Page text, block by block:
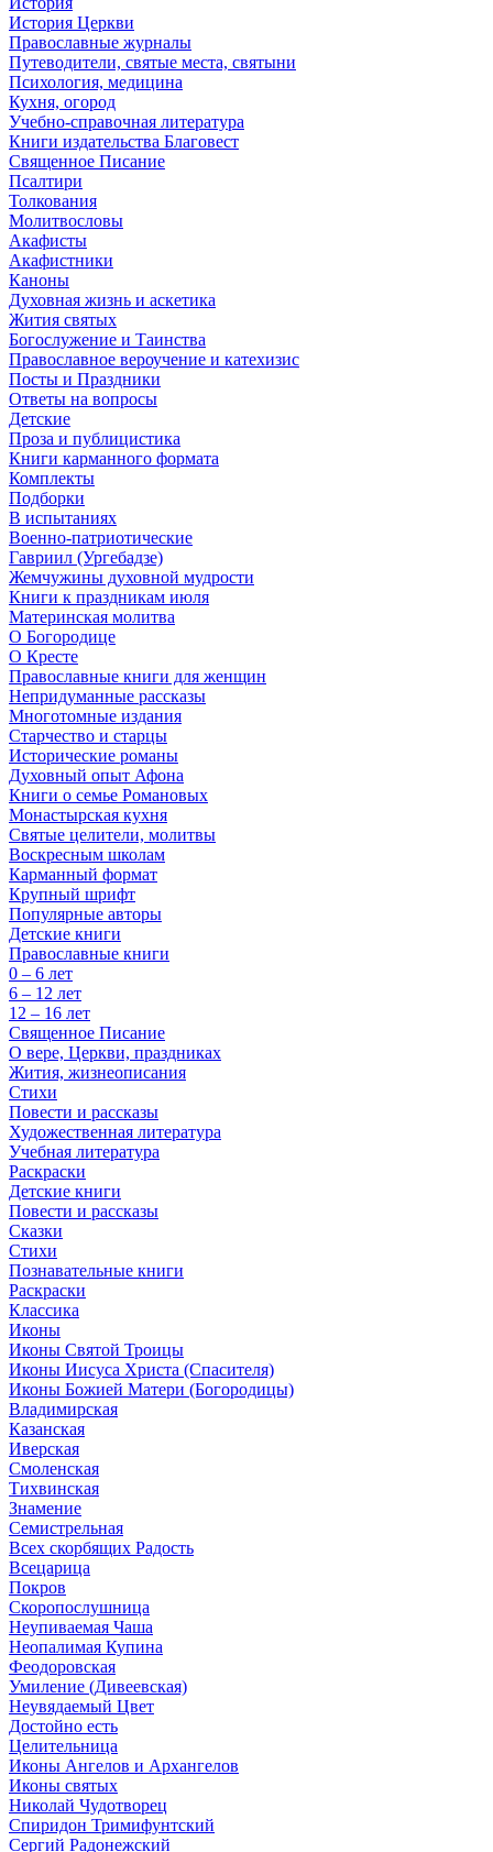
История Церкви
Православные журналы
Путеводители, святые места, святыни
Психология, медицина
Кухня, огород
Учебно-справочная литература
Книги издательства Благовест
Священное Писание
Псалтири
Толкования
Молитвословы
Акафисты
Акафистники
Каноны
Духовная жизнь и аскетика
Жития святых
Богослужение и Таинства
Православное вероучение и катехизис
Посты и Праздники
Ответы на вопросы
Детские
Проза и публицистика
Книги карманного формата
Комплекты
Подборки
В испытаниях
Военно-патриотические
Гавриил (Ургебадзе)
Жемчужины духовной мудрости
Книги к праздникам июля
Материнская молитва
О Богородице
О Кресте
Православные книги для женщин
Непридуманные рассказы
Многотомные издания
Старчество и старцы
Исторические романы
Духовный опыт Афона
Книги о семье Романовых
Монастырская кухня
Святые целители, молитвы
Воскресным школам
Карманный формат
Крупный шрифт
Популярные авторы
Детские книги
Православные книги
0 – 6 лет
6 – 12 лет
12 – 16 лет
Священное Писание
О вере, Церкви, праздниках
Жития, жизнеописания
Стихи
Повести и рассказы
Художественная литература
Учебная литература
Раскраски
Детские книги
Повести и рассказы
Сказки
Стихи
Познавательные книги
Раскраски
Классика
Иконы
Иконы Святой Троицы
Иконы Иисуса Христа (Спасителя)
Иконы Божией Матери (Богородицы)
Владимирская
Казанская
Иверская
Смоленская
Тихвинская
Знамение
Семистрельная
Всех скорбящих Радость
Всецарица
Покров
Скоропослушница
Неупиваемая Чаша
Неопалимая Купина
Феодоровская
Умиление (Дивеевская)
Неувядаемый Цвет
Достойно есть
Целительница
Иконы Ангелов и Архангелов
Иконы святых
Николай Чудотворец
Спиридон Тримифунтский
Сергий Радонежский